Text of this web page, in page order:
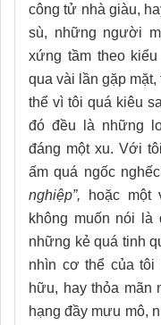
công tử nhà giàu,
sù, những người
xứng tầm theo
qua vài lần gặp
thể vì tôi quá kiêu
đó đều là những
đáng một xu. Với
ấm quá ngốc
nghiệp”, hoặc
không muốn nói là
những kẻ quá tinh
nhìn cơ thể của tôi
hữu, hay thỏa mãn
hạng đầy mưu mô,